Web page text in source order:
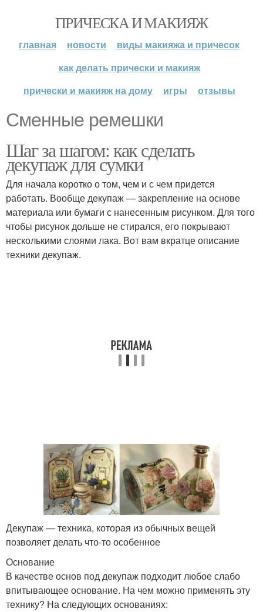
ПРИЧЕСКА И МАКИЯЖ
главная новости
виды макияжа и причесок
как делать прически и макияж
прически и макияж на дому
игры отзывы
Сменные ремешки
Шаг за шагом: как сделать
декупаж для сумки
Для начала коротко о том, чем и с чем придется
работать. Вообще декупаж — закрепление на основе
материала или бумаги с нанесенным рисунком. Для того
чтобы рисунок дольше не стирался, его покрывают
несколькими слоями лака. Вот вам вкратце описание
техники декупаж.
Декупаж — техника, которая из обычных вещей
позволяет делать что-то особенное
Основание
В качестве основ под декупаж подходит любое слабо
впитывающее основание. На чем можно применять эту
технику? На следующих основаниях: